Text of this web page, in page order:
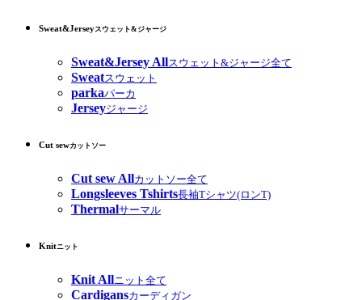
Sweat&Jerseyスウェット&ジャージ
Sweat&Jersey Allスウェット&ジャージ全て
Sweatスウェット
parkaパーカ
Jerseyジャージ
Cut sewカットソー
Cut sew Allカットソー全て
Longsleeves Tshirts長袖Tシャツ(ロンT)
Thermalサーマル
Knitニット
Knit Allニット全て
Cardigansカーディガン